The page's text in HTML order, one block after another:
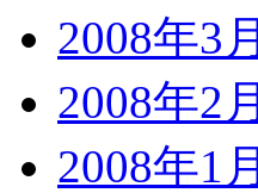
2008年3月
2008年2月
2008年1月